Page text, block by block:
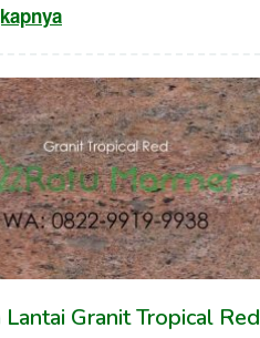
Lantai Granit Tropical Red